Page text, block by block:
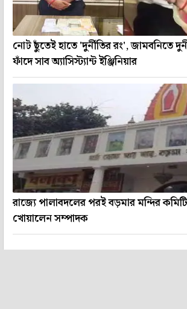
নোট ছুঁতেই হাতে 'দুর্নীতির রং', জামবনিতে
ফাঁদে সাব অ্যাসিস্ট্যান্ট ইঞ্জিনিয়ার
রাজ্যে পালাবদলের পরই বড়মার মন্দির
খোয়ালেন সম্পাদক